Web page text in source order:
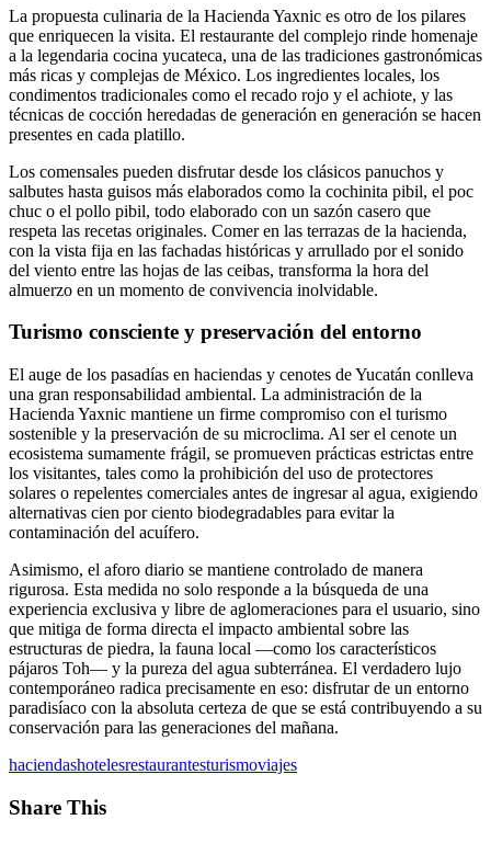
La propuesta culinaria de la Hacienda Yaxnic es otro de los pilares
que enriquecen la visita. El restaurante del complejo rinde homenaje
a la legendaria cocina yucateca, una de las tradiciones gastronómicas
más ricas y complejas de México. Los ingredientes locales, los
condimentos tradicionales como el recado rojo y el achiote, y las
técnicas de cocción heredadas de generación en generación se hacen
presentes en cada platillo.
Los comensales pueden disfrutar desde los clásicos panuchos y
salbutes hasta guisos más elaborados como la cochinita pibil, el poc
chuc o el pollo pibil, todo elaborado con un sazón casero que
respeta las recetas originales. Comer en las terrazas de la hacienda,
con la vista fija en las fachadas históricas y arrullado por el sonido
del viento entre las hojas de las ceibas, transforma la hora del
almuerzo en un momento de convivencia inolvidable.
Turismo consciente y preservación del entorno
El auge de los pasadías en haciendas y cenotes de Yucatán conlleva
una gran responsabilidad ambiental. La administración de la
Hacienda Yaxnic mantiene un firme compromiso con el turismo
sostenible y la preservación de su microclima. Al ser el cenote un
ecosistema sumamente frágil, se promueven prácticas estrictas entre
los visitantes, tales como la prohibición del uso de protectores
solares o repelentes comerciales antes de ingresar al agua, exigiendo
alternativas cien por ciento biodegradables para evitar la
contaminación del acuífero.
Asimismo, el aforo diario se mantiene controlado de manera
rigurosa. Esta medida no solo responde a la búsqueda de una
experiencia exclusiva y libre de aglomeraciones para el usuario, sino
que mitiga de forma directa el impacto ambiental sobre las
estructuras de piedra, la fauna local —como los característicos
pájaros Toh— y la pureza del agua subterránea. El verdadero lujo
contemporáneo radica precisamente en eso: disfrutar de un entorno
paradisíaco con la absoluta certeza de que se está contribuyendo a su
conservación para las generaciones del mañana.
haciendashotelesrestaurantesturismoviajes
Share This